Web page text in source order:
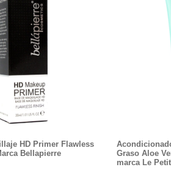
HD Primer Flawless
Bellapierre
Graso Aloe
marca Le